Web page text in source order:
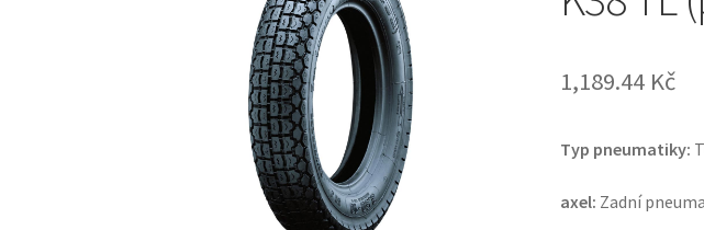
1,189.44 Kč
Typ pneumatiky:
axel: Zadní